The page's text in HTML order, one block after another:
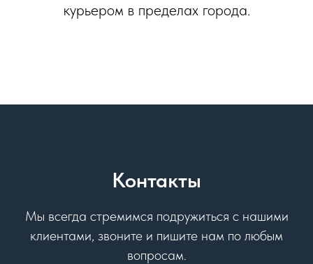
курьером в пределах города.
Контакты
Мы всегда стремимся подружиться с нашими
клиентами, звоните и пишите нам по любым
вопросам.